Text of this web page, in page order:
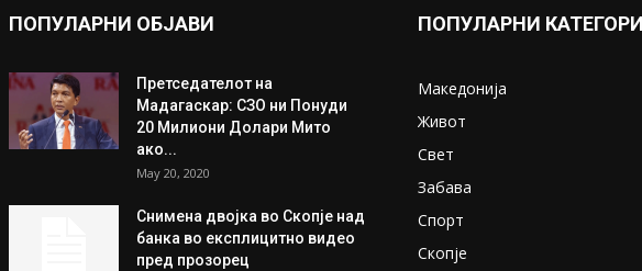
ПОПУЛАРНИ ОБЈАВИ
Претседателот на
Мадагаскар: СЗО ни Понуди
20 Милиони Долари Мито
ако...
May 20, 2020
Снимена двојка во Скопје над
банка во експлицитно видео
пред прозорец
ПОПУЛАРНИ
Македонија
Живот
Свет
Забава
Спорт
Скопје